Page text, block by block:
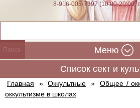
8-916-005-7397 (10:00-20:00,
Меню
Cписок сект и
Главная » Оккультные » Общее /
оккультизме в школах